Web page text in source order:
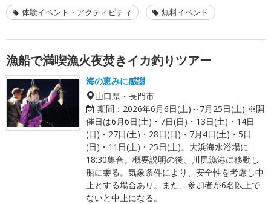
体験イベント・アクティビティ 無料イベント
漁船で満喫漁火夜焚きイカ釣りツアー
海の恵みに感謝
山口県・長門市
期間： 2026年6月6日(土)～7月25日(土) ※開
催日は6月6日(土)・7日(日)・13日(土)・14日
(日)・27日(土)・28日(日)・7月4日(土)・5日
(日)・11日(土)・25日(土)。大浜海水浴場に
18:30集合。概要説明の後、川尻漁港に移動し
船に乗る。気象条件により、安全性を考慮し中
止とする場合あり。また、参加者が6名以上で
ないと中止になる。